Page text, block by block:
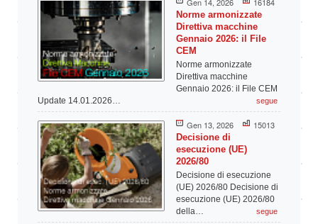
Gen 14, 2026 16184
Norme armonizzate
Direttiva macchine
Gennaio 2026: il File
CEM
Norme armonizzate
Direttiva macchine
Gennaio 2026: il File CEM
Update 14.01.2026…
segue
Gen 13, 2026 15013
Decisione di
esecuzione (UE)
2026/80
Decisione di esecuzione
(UE) 2026/80 Decisione di
esecuzione (UE) 2026/80
della…
segue